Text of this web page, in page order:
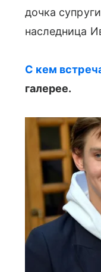
дочка
наследница
С кем
галерее.